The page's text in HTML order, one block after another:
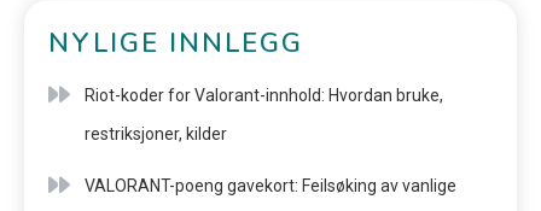
NYLIGE INNLEGG
Riot-koder for Valorant-innhold: Hvordan bruke,
restriksjoner, kilder
VALORANT-poeng gavekort: Feilsøking av vanlige